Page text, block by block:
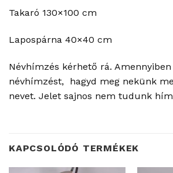
Takaró 130×100 cm
Lapospárna 40×40 cm
Névhímzés kérhető rá.
névhímzést, hagyd meg nekünk
nevet. Jelet sajnos nem tudunk
KAPCSOLÓDÓ TERMÉKEK